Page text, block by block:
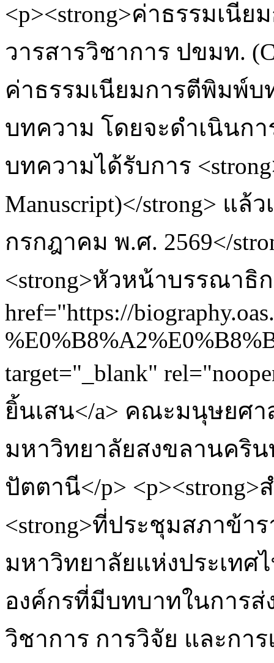
<p><strong>ค่าธรรมเนีย
วารสารวิชาการ ปขมท.
ค่าธรรมเนียมการตีพิมพ์บ
บทความ โดยจะดำเนินก
บทความได้รับการ
Manuscript)</strong> แล้
กรกฎาคม พ.ศ. 2569</
<strong>หัวหน้าบรรณาธิก
href="https://
target="_blank"
ยิ้นเสน</a> คณะมนุษยศ
มหาวิทยาลัยสงขลานคริ
ปัตตานี</p>
<strong>ที่ประชุมสภาข้า
มหาวิทยาลัยแห่งประเทศ
องค์กรที่มีบทบาทในการ
วิชาการ การวิจัย และกา